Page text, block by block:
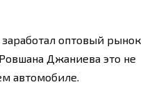
оптовый рынок
Джаниева это не
автомобиле.